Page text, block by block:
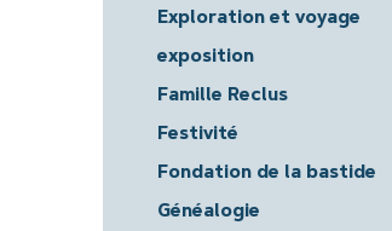
Exploration et voyage
exposition
Famille Reclus
Festivité
Fondation de la bastide
Généalogie